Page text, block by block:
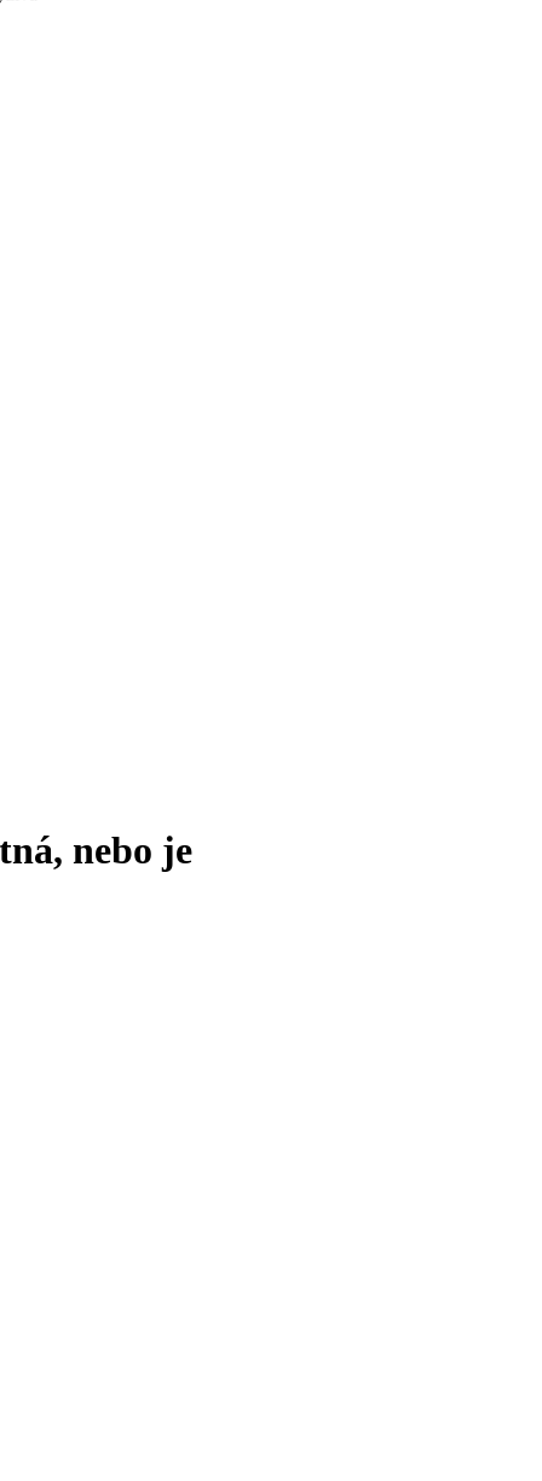
nebo je